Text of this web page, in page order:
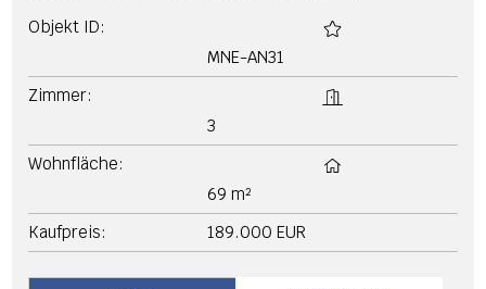
Objekt ID:
MNE-AN31
Zimmer:
3
Wohnfläche:
69 m²
Kaufpreis:
189.000 EUR